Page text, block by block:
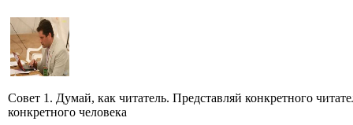
Совет 1. Думай, как читатель. Представляй конкретного
конкретного человека